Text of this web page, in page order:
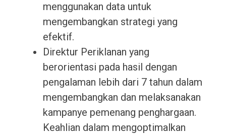
menggunakan data untuk
mengembangkan strategi yang
efektif.
Direktur Periklanan yang
berorientasi pada hasil dengan
pengalaman lebih dari 7 tahun dalam
mengembangkan dan melaksanakan
kampanye pemenang penghargaan.
Keahlian dalam mengoptimalkan